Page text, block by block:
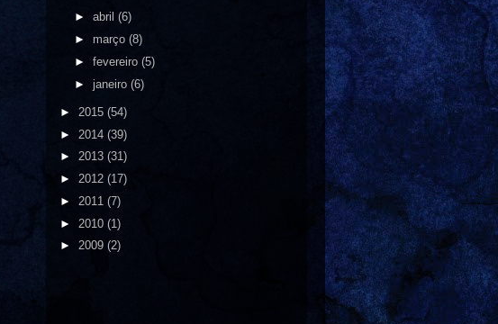
► abril (6)
► março (8)
► fevereiro (5)
► janeiro (6)
► 2015 (54)
► 2014 (39)
► 2013 (31)
► 2012 (17)
► 2011 (7)
► 2010 (1)
► 2009 (2)